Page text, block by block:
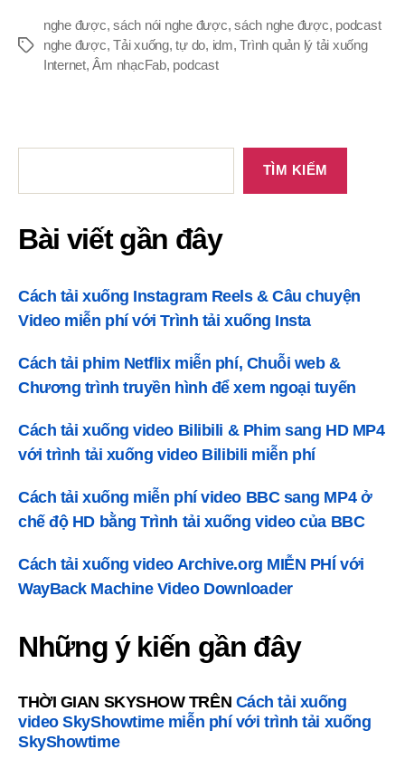
Thẻ
nghe được,sách nói nghe được,sách nghe được, podcast
nghe được,Tải xuống,tự do, idm,Trình quản lý tải xuống
Internet,Âm nhạcFab, podcast
Bài
đây
TÌM KIẾM
Bài viết gần đây
Cách tải xuống Instagram Reels & Câu chuyện
Video miễn phí với Trình tải xuống Insta
Cách tải phim Netflix miễn phí, Chuỗi web &
Chương trình truyền hình để xem ngoại tuyến
Cách tải xuống video Bilibili & Phim sang HD MP4
với trình tải xuống video Bilibili miễn phí
Cách tải xuống miễn phí video BBC sang MP4 ở
chế độ HD bằng Trình tải xuống video của BBC
Cách tải xuống video Archive.org MIỄN PHÍ với
WayBack Machine Video Downloader
Những ý kiến ​​gần đây
THỜI GIAN SKYSHOWTRÊN Cách tải xuống
video SkyShowtime miễn phí với trình tải xuống
SkyShowtime